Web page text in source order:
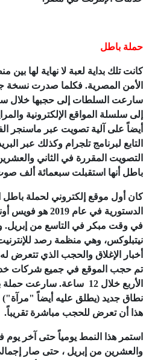
حملة باطل
كانت تلك بداية لعبة لا نهاية لها
الأمن المصرية. فكلما صدرت نسخة
سارعت السلطات إلى حجبها خلال
إلى سلسلة المواقع الإلكترونية
أيضاً على آلية تصويت عبر ماسنجر
التابع لبرنامج تلجرام وكذلك عبر
التصويت المقررة في الثاني
باطل أنها استقبلت سبعمائة ألف
كان أول موقع إلكتروني لحملة باطل
الدستورية في عام
في وقت مبكر في التاسع من إبريل.
نيتبلوكس، وهي منظمة رصد
أخبار الإغلاق والحجب الذي تتعرض له
تم حجب الموقع في جميع شركات
الأربع خلال 12 ساعة.
نطاق جديد (يطلق عليه أيضاً "مرآة")
هذا أن تعرض للحجب مباشرة تقريباً.
استمر هذا النمط يومياً حتى آخر
والعشرين من إبريل ، حتى صار